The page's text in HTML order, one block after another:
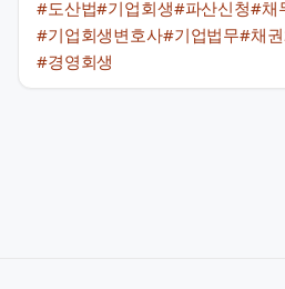
#도산법#기업회생#파산신청#채
#기업회생변호사#기업법무#채
#경영회생